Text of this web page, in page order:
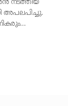
നടത്തിയ
അപലപിച്ചു.